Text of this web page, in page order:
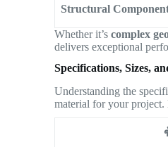
Structural
Whether it’scomplex
delivers exceptional
Specifications, Sizes,
Understanding the
material for your